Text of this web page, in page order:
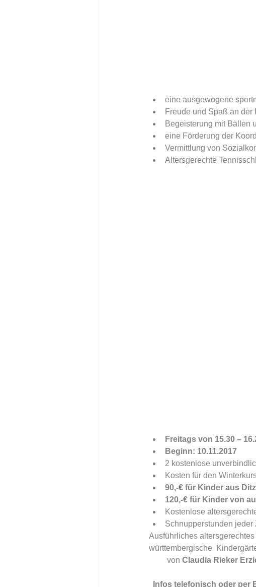
eine ausgewogene
Freude und Spaß
Begeisterung mit Bällen
eine Förderung der
Vermittlung von
Altersgerechte
Freitags von 15.30 –
Beginn: 10.11.2017
2 kostenlose
Kosten für den
90,-€ für Kinder aus
120,-€ für Kinder von
Kostenlose
Schnupperstunden
Ausführliches
württembergische
         von
Claudia Rieker
Infos telefonisch oder per